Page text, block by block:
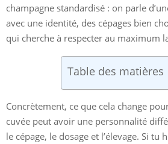
champagne standardisé : on parle
avec une identité, des cépages bien
qui cherche à respecter au maximum
Table des matières
Concrètement, ce que cela change
cuvée peut avoir une personnalité
le cépage, le dosage et l’élevage. Si tu